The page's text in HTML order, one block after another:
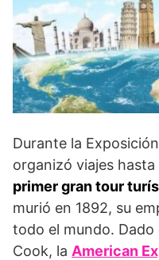
Durante la
organizó viajes
primer gran tour
murió en 1892, su
todo el mundo. Dado
Cook, la American